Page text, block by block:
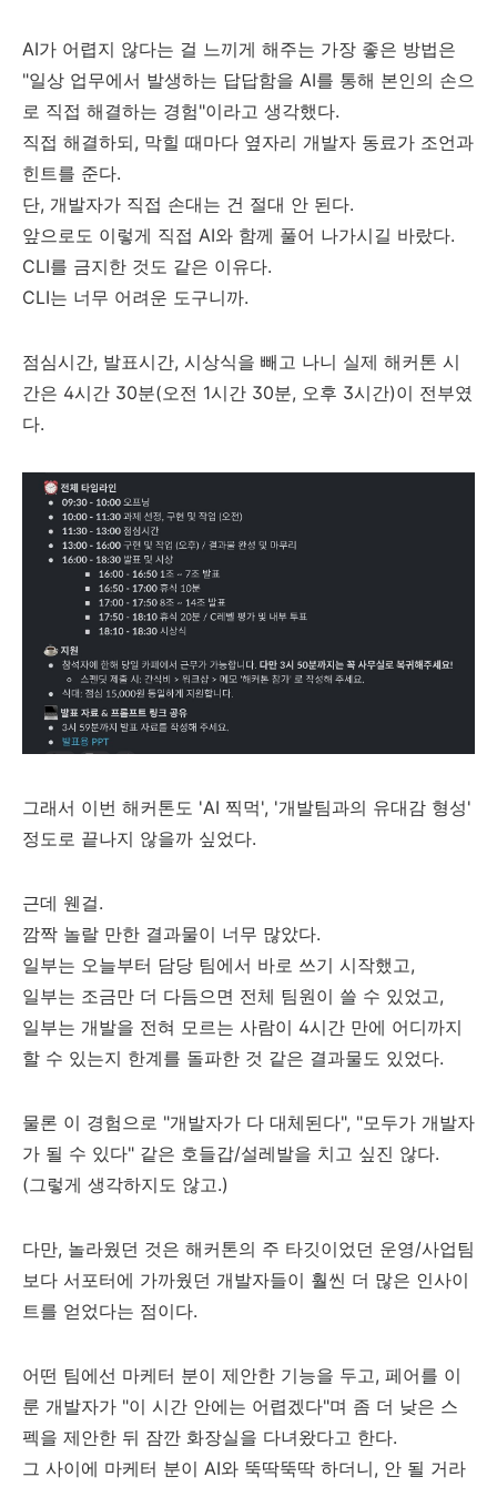
AI가 어렵지 않다는 걸 느끼게 해주는 가장 좋은 방법은
"일상 업무에서 발생하는 답답함을 AI를 통해 본인의 손으
로 직접 해결하는 경험"이라고 생각했다.
직접 해결하되, 막힐 때마다 옆자리 개발자 동료가 조언과
힌트를 준다.
단, 개발자가 직접 손대는 건 절대 안 된다.
앞으로도 이렇게 직접 AI와 함께 풀어 나가시길 바랐다.
CLI를 금지한 것도 같은 이유다.
CLI는 너무 어려운 도구니까.
점심시간, 발표시간, 시상식을 빼고 나니 실제 해커톤 시
간은 4시간 30분(오전 1시간 30분, 오후 3시간)이 전부였
다.
그래서 이번 해커톤도 'AI 찍먹', '개발팀과의 유대감 형성'
정도로 끝나지 않을까 싶었다.
근데 웬걸.
깜짝 놀랄 만한 결과물이 너무 많았다.
일부는 오늘부터 담당 팀에서 바로 쓰기 시작했고,
일부는 조금만 더 다듬으면 전체 팀원이 쓸 수 있었고,
일부는 개발을 전혀 모르는 사람이 4시간 만에 어디까지
할 수 있는지 한계를 돌파한 것 같은 결과물도 있었다.
물론 이 경험으로 "개발자가 다 대체된다", "모두가 개발자
가 될 수 있다" 같은 호들갑/설레발을 치고 싶진 않다.
(그렇게 생각하지도 않고.)
다만, 놀라웠던 것은 해커톤의 주 타깃이었던 운영/사업팀
보다 서포터에 가까웠던 개발자들이 훨씬 더 많은 인사이
트를 얻었다는 점이다.
어떤 팀에선 마케터 분이 제안한 기능을 두고, 페어를 이
룬 개발자가 "이 시간 안에는 어렵겠다"며 좀 더 낮은 스
펙을 제안한 뒤 잠깐 화장실을 다녀왔다고 한다.
그 사이에 마케터 분이 AI와 뚝딱뚝딱 하더니, 안 될 거라